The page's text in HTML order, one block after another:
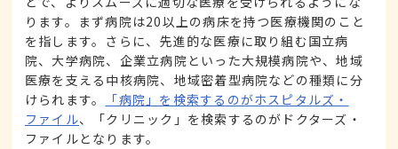
ります。まず病院は20以上の病床を持つ医療機関のこと
を指します。さらに、先進的な医療に取り組む国立病
院、大学病院、企業立病院といった大規模病院や、地域
医療を支える中核病院、地域密着型病院などの種類に分
けられます。
「病院」を検索するのがホスピタルズ・
ファイル、「クリニック」を検索するのがドクターズ・
ファイルとなります。